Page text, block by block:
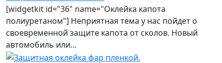
[widgetkit id="36" name="Оклейка капота
полиуретаном"] Неприятная тема у нас пойдет о
своевременной защите капота от сколов. Новый
автомобиль или…